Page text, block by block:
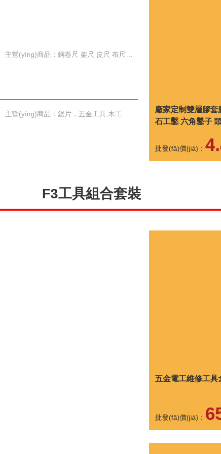
廠家定制雙層膠套
石工鑿 六角鑿子
批發(fā)價(jià)： 4.
F3工具組合套裝
五金電工維修工具
批發(fā)價(jià)：